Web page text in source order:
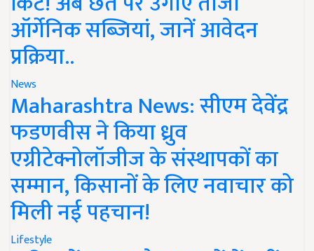
ऑर्गेनिक सब्जियां, जानें आवेदन
प्रक्रिया..
News
Maharashtra News: सीएम देवेंद्र
फडणवीस ने किया ध्रुव
एग्रीटेक्नोलॉजीज के संस्थापकों का
सम्मान, किसानों के लिए नवाचार को
मिली नई पहचान!
Lifestyle